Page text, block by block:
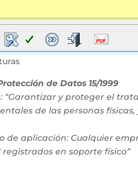
de Datos 15/1999
“Garantizar y proteger el
de las personas
de aplicación: Cualquier
en soporte físico”